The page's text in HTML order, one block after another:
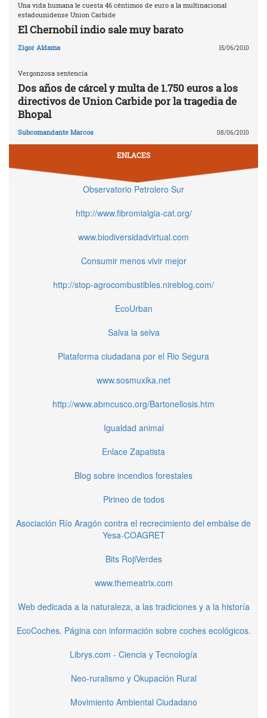
Una vida humana le cuesta 46 céntimos de euro a la multinacional
estadounidense Union Carbide
El Chernobil indio sale muy barato
Zigor Aldama 15/06/2010
Vergonzosa sentencia
Dos años de cárcel y multa de 1.750 euros a los
directivos de Union Carbide por la tragedia de
Bhopal
Subcomandante Marcos 08/06/2010
ENLACES
Observatorio Petrolero Sur
http://www.fibromialgia-cat.org/
www.biodiversidadvirtual.com
Consumir menos vivir mejor
http://stop-agrocombustibles.nireblog.com/
EcoUrban
Salva la selva
Plataforma ciudadana por el Rio Segura
www.sosmuxika.net
http://www.abmcusco.org/Bartonellosis.htm
Igualdad animal
Enlace Zapatista
Blog sobre incendios forestales
Pirineo de todos
Asociación Río Aragón contra el recrecimiento del embalse de
Yesa-COAGRET
Bits RojiVerdes
www.themeatrix.com
Web dedicada a la naturaleza, a las tradiciones y a la historía
EcoCoches. Página con información sobre coches ecológicos.
Librys.com - Ciencia y Tecnología
Neo-ruralismo y Okupación Rural
Movimiento Ambiental Ciudadano